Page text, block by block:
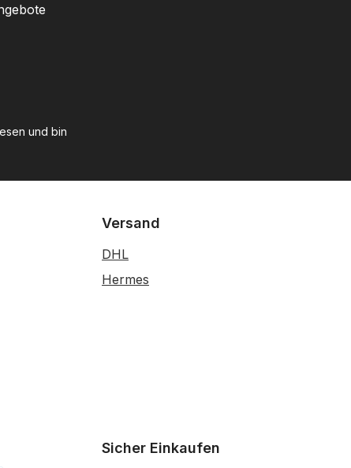
und bin
Versand
DHL
Hermes
Sicher Einkaufen